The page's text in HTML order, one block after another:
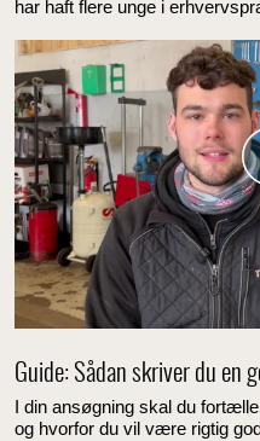
har haft flere unge i
Guide: Sådan skriver du en
I din ansøgning skal du
og hvorfor du vil være rigtig